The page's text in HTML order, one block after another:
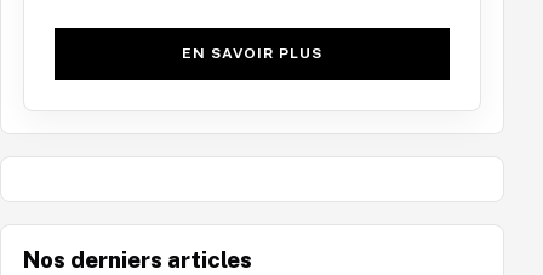
EN SAVOIR PLUS
Nos derniers articles